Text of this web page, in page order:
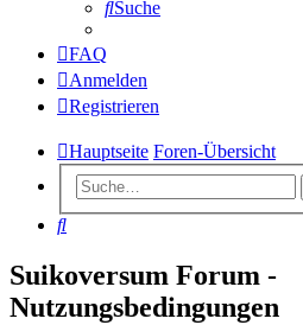
Suche
FAQ
Anmelden
Registrieren
Hauptseite Foren-Übersicht
Suche
Suikoversum Forum -
Nutzungsbedingungen